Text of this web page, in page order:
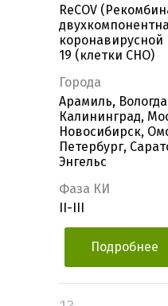
ReCOV
19 (клетки CHO)
Города
Арамиль,
Калининград,
Новосибирск,
Петербург,
Энгельс
Фаза КИ
II-III
Подробнее